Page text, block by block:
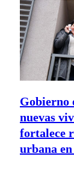
Gobierno
nuevas
fortalece
urbana